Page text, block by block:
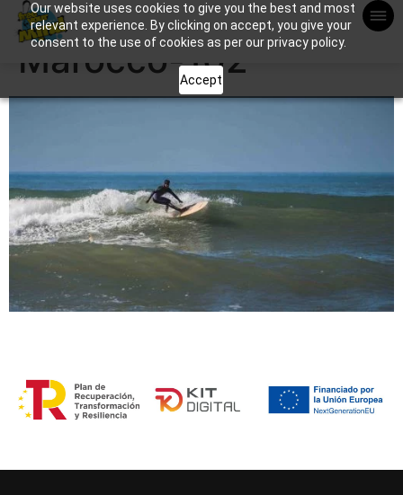
Our website uses cookies to give you the best and most
relevant experience. By clicking on accept, you give your
consent to the use of cookies as per our privacy policy.
Accept
Apuntame !
Marocco-102